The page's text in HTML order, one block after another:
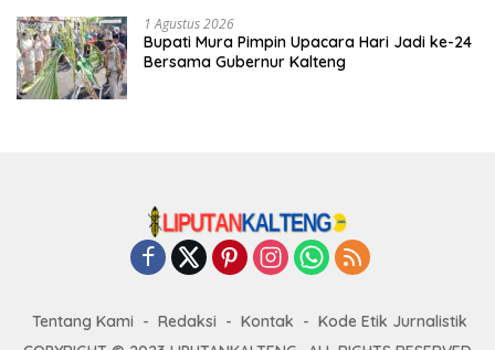
1 Agustus 2026
Bupati Mura Pimpin Upacara Hari Jadi ke-24
Bersama Gubernur Kalteng
Tentang Kami Redaksi Kontak
Kode Etik Jurnalistik